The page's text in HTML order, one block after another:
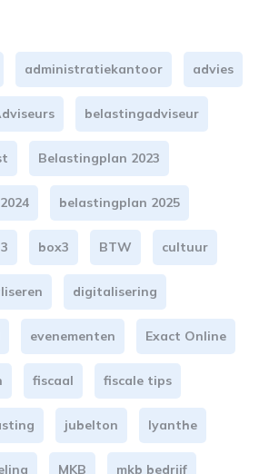
administratiekantoor advies
belastingadviseur
Belastingplan 2023
belastingplan 2025
box3 BTW cultuur
digitalisering
evenementen Exact Online
fiscaal fiscale tips
jubelton lyanthe
MKB mkb bedrijf